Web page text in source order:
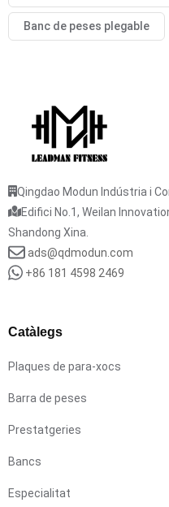
Banc de peses plegable
Qingdao Modun Indústria i
Edifici No.1, Weilan
Shandong Xina.
ads@qdmodun.com
+86 181 4598 2469
Catàlegs
Plaques de para-xocs
Barra de peses
Prestatgeries
Bancs
Especialitat